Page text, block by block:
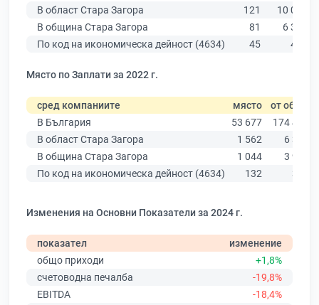
В област Стара Загора
121
10 079
В община Стара Загора
81
6 309
По код на икономическа дейност (4634)
45 493
Място по Заплати за 2022 г.
сред компаниите място от общо
В България
53 677
174 403
В област Стара Загора
1 562
6 394
В община Стара Загора
1 044
3 960
По код на икономическа дейност (4634)
132 358
Изменения на Основни Показатели за 2024 г.
показател
изменение
общо приходи
+1,8%
счетоводна печалба
-19,8%
EBITDA
-18,4%